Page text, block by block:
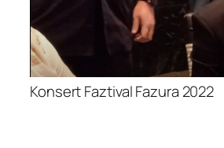
Konsert Faztival Fazura 2022